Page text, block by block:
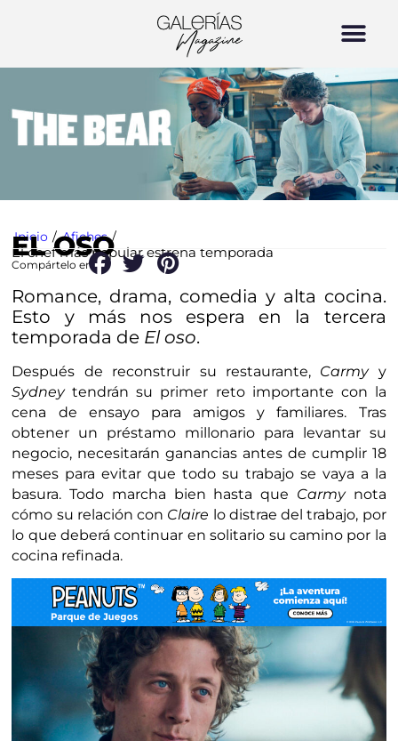
Inicio / Afiches /
EL OSO
El chef más popular estrena temporada
Compártelo en:
Romance, drama, comedia y alta cocina.
Esto y más nos espera en la tercera
temporada de El oso.
Después de reconstruir su restaurante, Carmyy
Sydneytendrán su primer reto importante con la
cena de ensayo para amigos y familiares. Tras
obtener un préstamo millonario para levantar su
negocio, necesitarán ganancias antes de cumplir 18
meses para evitar que todo su trabajo se vaya a la
basura. Todo marcha bien hasta que Carmynota
cómo su relación con Claire lo distrae del trabajo, por
lo que deberá continuar en solitario su camino por la
cocina refinada.